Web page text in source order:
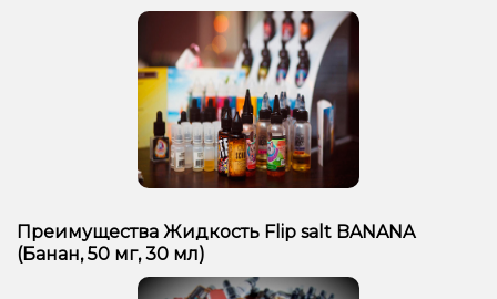
Преимущества Жидкость Flip salt BANANA
(Банан, 50 мг, 30 мл)